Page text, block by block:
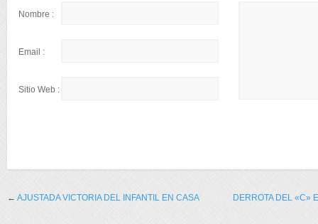
Nombre :
Email :
Sitio Web :
← AJUSTADA VICTORIA DEL INFANTIL EN CASA DERROTA DEL «C»